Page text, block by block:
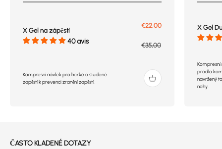
X Gel na zápěstí
40 avis
Prix de vente
€22,00
Prix normal
€35,00
Kompresní návlek pro horké a studené
zápěstí k prevenci zranění zápěstí.
X Gel
Kompresní
prádlo
navržený
nohy.
ČASTO KLADENÉ DOTAZY